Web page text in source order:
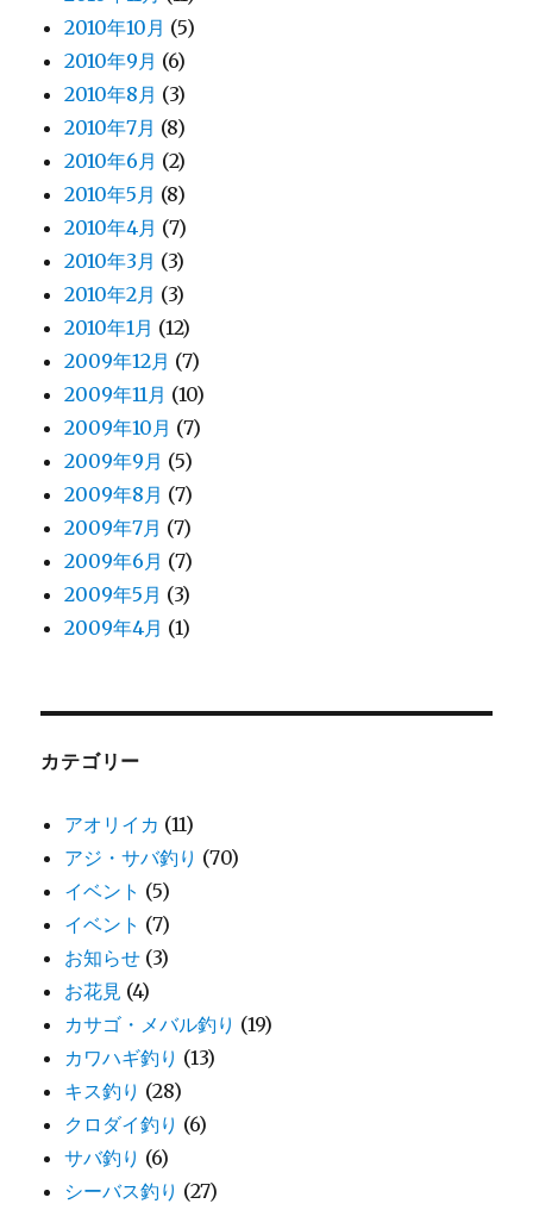
2010年10月 (5)
2010年9月 (6)
2010年8月 (3)
2010年7月 (8)
2010年6月 (2)
2010年5月 (8)
2010年4月 (7)
2010年3月 (3)
2010年2月 (3)
2010年1月 (12)
2009年12月 (7)
2009年11月 (10)
2009年10月 (7)
2009年9月 (5)
2009年8月 (7)
2009年7月 (7)
2009年6月 (7)
2009年5月 (3)
2009年4月 (1)
カテゴリー
アオリイカ (11)
アジ・サバ釣り (70)
イベント (5)
イベント (7)
お知らせ (3)
お花見 (4)
カサゴ・メバル釣り (19)
カワハギ釣り (13)
キス釣り (28)
クロダイ釣り (6)
サバ釣り (6)
シーバス釣り (27)